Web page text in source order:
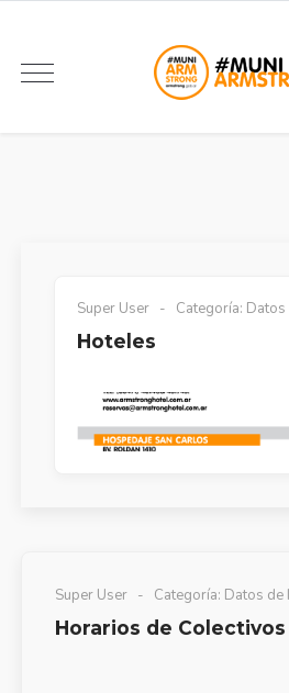
Super User Categoría: Datos
Hoteles
Super User Categoría: Datos de
Horarios de Colectivos